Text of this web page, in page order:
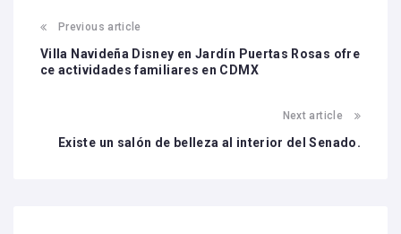
Previous article
Villa Navideña Disney en Jardín Puertas Rosas ofre
ce actividades familiares en CDMX
Next article
Existe un salón de belleza al interior del Senado.